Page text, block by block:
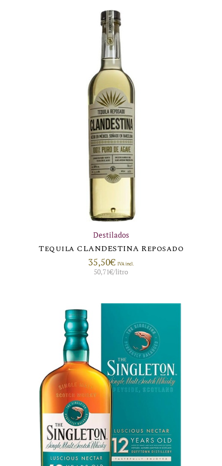
Destilados
Tequila CLANDESTINA Reposado
35,50€ IVA incl.
50,71€/litro